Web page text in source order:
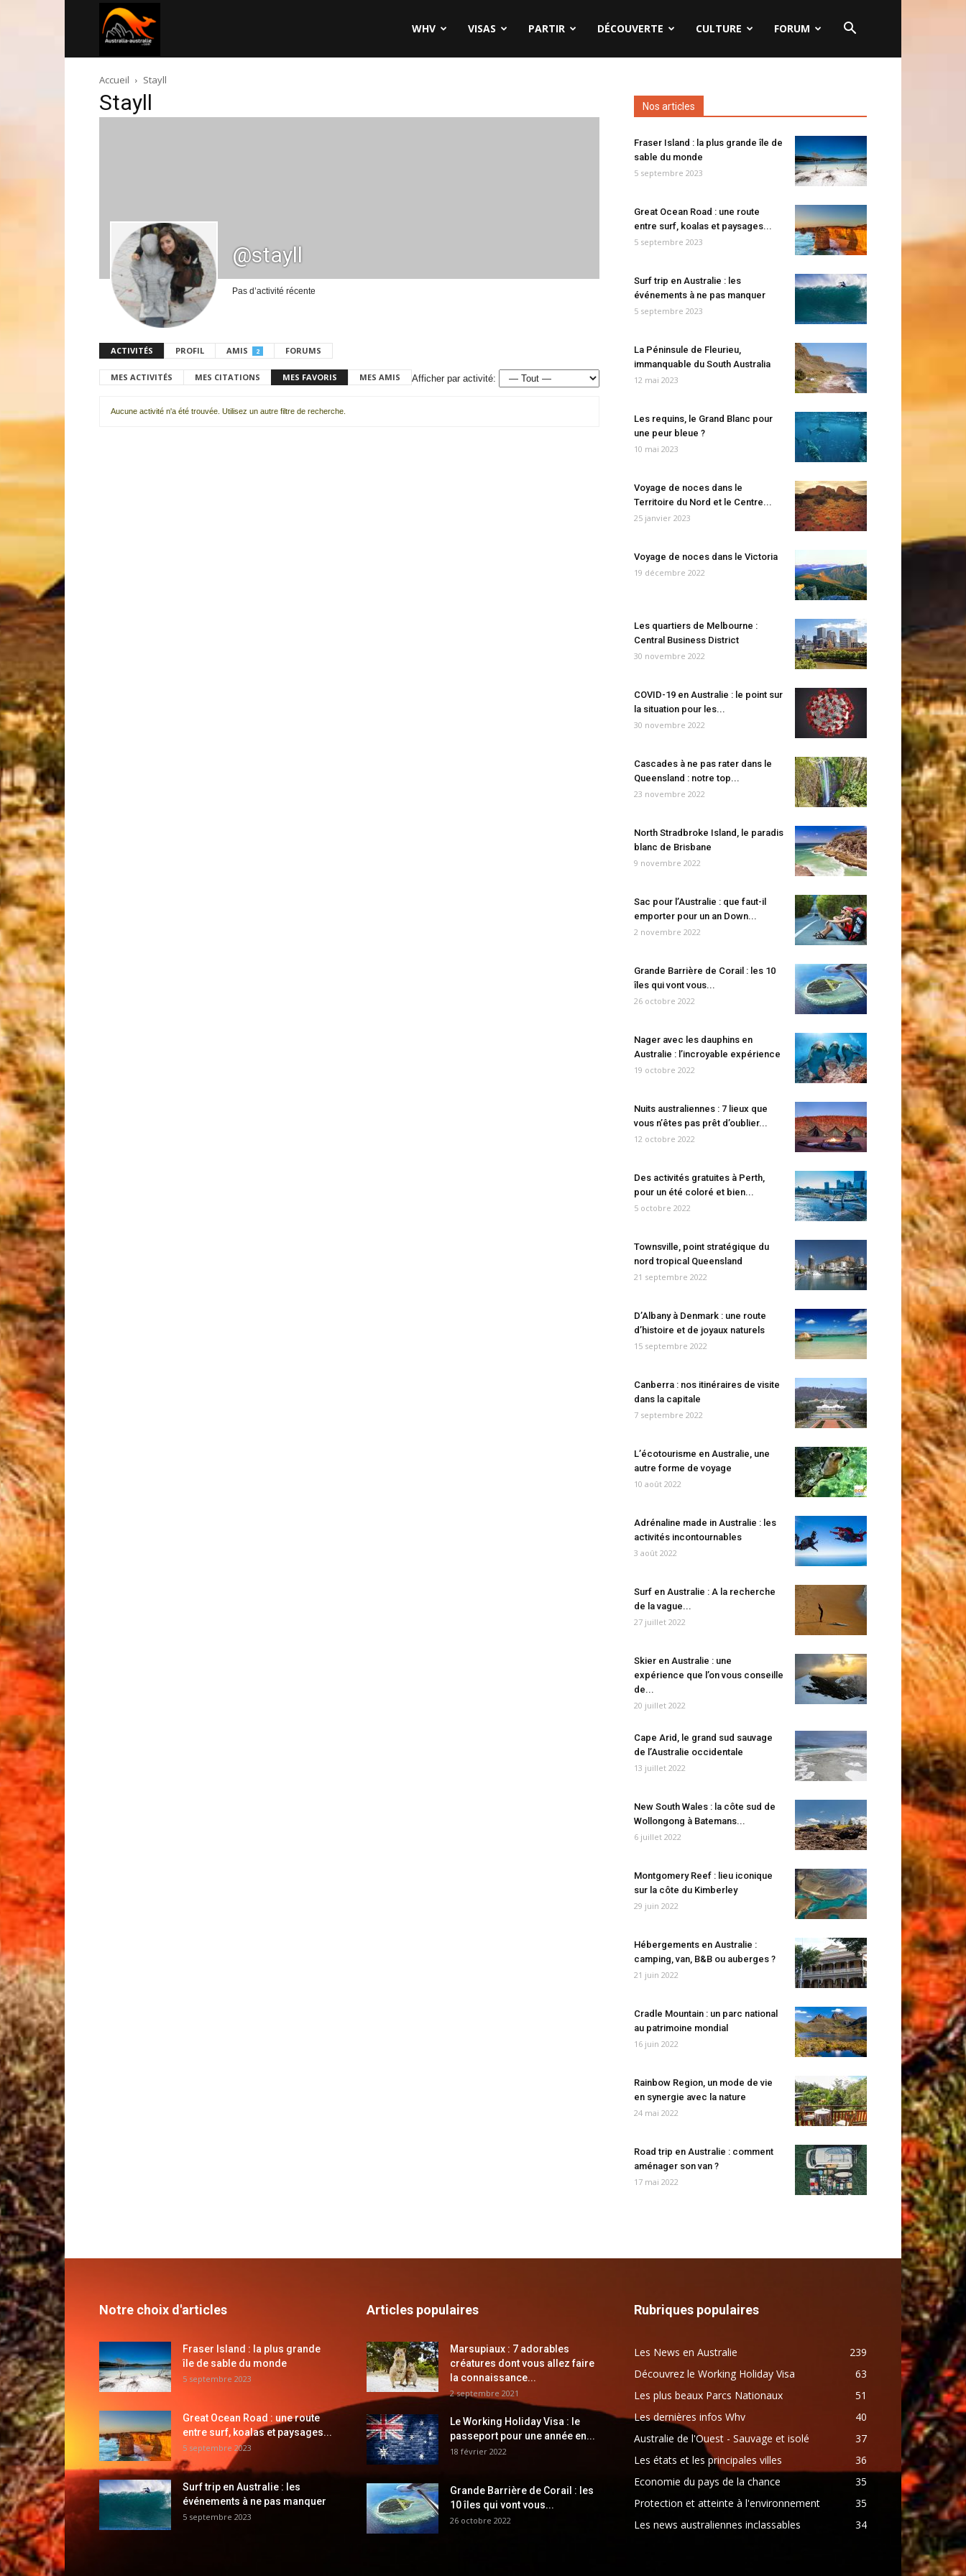
australie.com
WHV VISAS PARTIR DÉCOUVERTE CULTURE FORUM
Accueil Stayll
Stayll
@stayll
Pas d’activité récente
ACTIVITÉS PROFIL AMIS 2 FORUMS
MES ACTIVITÉS MES CITATIONS MES FAVORIS MES AMIS Afficher par activité:
Aucune activité n'a été trouvée. Utilisez un autre filtre de recherche.
Nos articles
Fraser Island : la plus grande île de
sable du monde
5 septembre 2023
Great Ocean Road : une route
entre surf, koalas et paysages...
5 septembre 2023
Surf trip en Australie : les
événements à ne pas manquer
5 septembre 2023
La Péninsule de Fleurieu,
immanquable du South Australia
12 mai 2023
Les requins, le Grand Blanc pour
une peur bleue ?
10 mai 2023
Voyage de noces dans le
Territoire du Nord et le Centre...
25 janvier 2023
Voyage de noces dans le Victoria
19 décembre 2022
Les quartiers de Melbourne :
Central Business District
30 novembre 2022
COVID-19 en Australie : le point sur
la situation pour les...
30 novembre 2022
Cascades à ne pas rater dans le
Queensland : notre top...
23 novembre 2022
North Stradbroke Island, le paradis
blanc de Brisbane
9 novembre 2022
Sac pour l’Australie : que faut-il
emporter pour un an Down...
2 novembre 2022
Grande Barrière de Corail : les 10
îles qui vont vous...
26 octobre 2022
Nager avec les dauphins en
Australie : l’incroyable expérience
19 octobre 2022
Nuits australiennes : 7 lieux que
vous n’êtes pas prêt d’oublier...
12 octobre 2022
Des activités gratuites à Perth,
pour un été coloré et bien...
5 octobre 2022
Townsville, point stratégique du
nord tropical Queensland
21 septembre 2022
D’Albany à Denmark : une route
d’histoire et de joyaux naturels
15 septembre 2022
Canberra : nos itinéraires de visite
dans la capitale
7 septembre 2022
L’écotourisme en Australie, une
autre forme de voyage
10 août 2022
Adrénaline made in Australie : les
activités incontournables
3 août 2022
Surf en Australie : A la recherche
de la vague...
27 juillet 2022
Skier en Australie : une
expérience que l’on vous conseille
de...
20 juillet 2022
Cape Arid, le grand sud sauvage
de l’Australie occidentale
13 juillet 2022
New South Wales : la côte sud de
Wollongong à Batemans...
6 juillet 2022
Montgomery Reef : lieu iconique
sur la côte du Kimberley
29 juin 2022
Hébergements en Australie :
camping, van, B&B ou auberges ?
21 juin 2022
Cradle Mountain : un parc national
au patrimoine mondial
16 juin 2022
Rainbow Region, un mode de vie
en synergie avec la nature
24 mai 2022
Road trip en Australie : comment
aménager son van ?
17 mai 2022
Notre choix d'articles
Fraser Island : la plus grande
île de sable du monde
5 septembre 2023
Great Ocean Road : une route
entre surf, koalas et paysages...
5 septembre 2023
Surf trip en Australie : les
événements à ne pas manquer
5 septembre 2023
Articles populaires
Marsupiaux : 7 adorables
créatures dont vous allez faire
la connaissance...
2 septembre 2021
Le Working Holiday Visa : le
passeport pour une année en...
18 février 2022
Grande Barrière de Corail : les
10 îles qui vont vous...
26 octobre 2022
Rubriques populaires
Les News en Australie
239
Découvrez le Working Holiday Visa
63
Les plus beaux Parcs Nationaux
51
Les dernières infos Whv
40
Australie de l'Ouest - Sauvage et isolé
37
Les états et les principales villes
36
Economie du pays de la chance
35
Protection et atteinte à l'environnement
35
Les news australiennes inclassables
34